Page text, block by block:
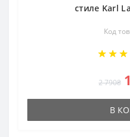
стиле Karl
Код
2 790₴
В